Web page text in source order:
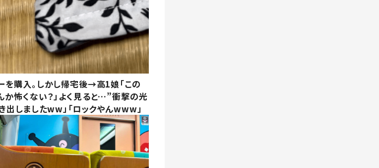
を購入。しかし帰宅後→高1娘「この
か怖くない？」よく見ると…”衝撃の光
出しましたww」「ロックやんwww」